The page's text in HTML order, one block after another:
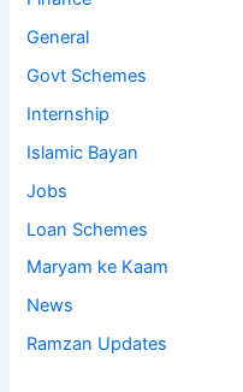
General
Govt Schemes
Internship
Islamic Bayan
Jobs
Loan Schemes
Maryam ke Kaam
News
Ramzan Updates